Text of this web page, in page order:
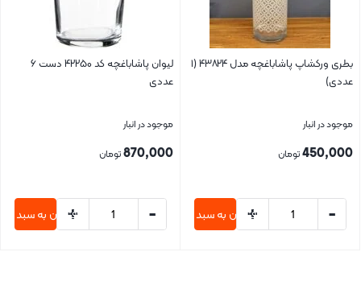
بطری ورکشاپ پاشاباغچه مدل ۴۳۸۲۴ (۱
عددی)
موجود در انبار
450,000تومان
-
+
افزودن به سبد خرید
لیوان پاشاباغچه کد ۴۲۲۵۰ دست ۶
عددی
موجود در انبار
870,000تومان
-
+
افزودن به سبد